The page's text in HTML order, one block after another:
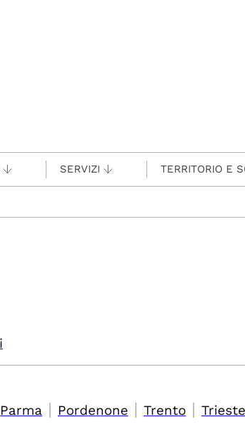
SERVIZI TERRITORIO E
Parma | Pordenone | Trento | Trieste